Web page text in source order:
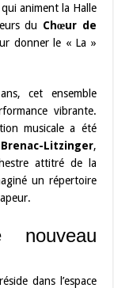
animent la Halle
du Chœur de
donner le « La »
cet ensemble
vibrante.
musicale a été
Litzinger,
attitré de la
un répertoire
nouveau
dans l’espace